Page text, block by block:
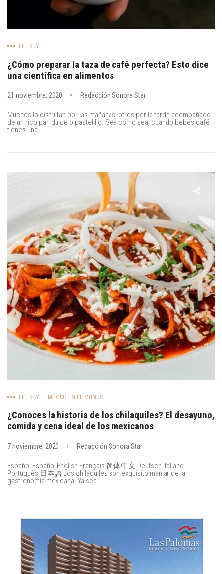
LIFESTYLE
¿Cómo preparar la taza de café perfecta? Esto dice
una científica en alimentos
21 noviembre, 2020 Redacción Sonora Star
Muchos lo disfrutan por las mañanas, otros por la tarde acompañado
de un rico pan dulce o pastelillo. Sea como sea, cuando bebes café
tienes una...
LIFESTYLE, MÉXICO EN EL MUNDO
¿Conoces la historia de los chilaquiles? El desayuno,
comida y cena ideal de los mexicanos
7 noviembre, 2020 Redacción Sonora Star
Español Español English Français 简体中文 Deutsch Italiano
Português 日本語 Los chilaquiles son exquisito manjar de la
gastronomía mexicana. Ya sea...